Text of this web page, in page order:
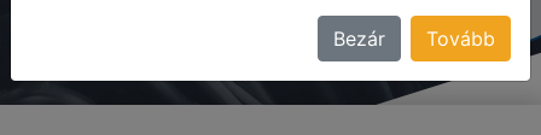
Bezár Tovább